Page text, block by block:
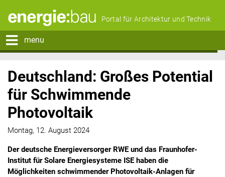
Portal für Architektur und Technik
menu
Deutschland: Großes Potential
für Schwimmende
Photovoltaik
Montag, 12. August 2024
Der deutsche Energieversorger RWE und das Fraunhofer-
Institut für Solare Energiesysteme ISE haben die
Möglichkeiten schwimmender Photovoltaik-Anlagen für